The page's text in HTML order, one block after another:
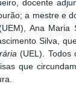
docente
a mestre e
Ana Maria
Silva,
(UEL). Todos
que